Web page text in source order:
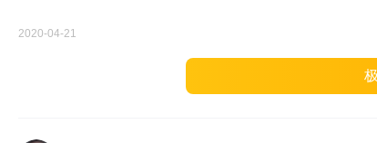
2020-04-21